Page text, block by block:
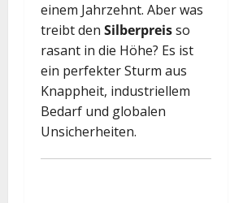
einem Jahrzehnt. Aber was
treibt den Silberpreisso
rasant in die Höhe? Es ist
ein perfekter Sturm aus
Knappheit, industriellem
Bedarf und globalen
Unsicherheiten.